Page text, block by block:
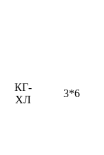
КГ-
ХЛ
3*6